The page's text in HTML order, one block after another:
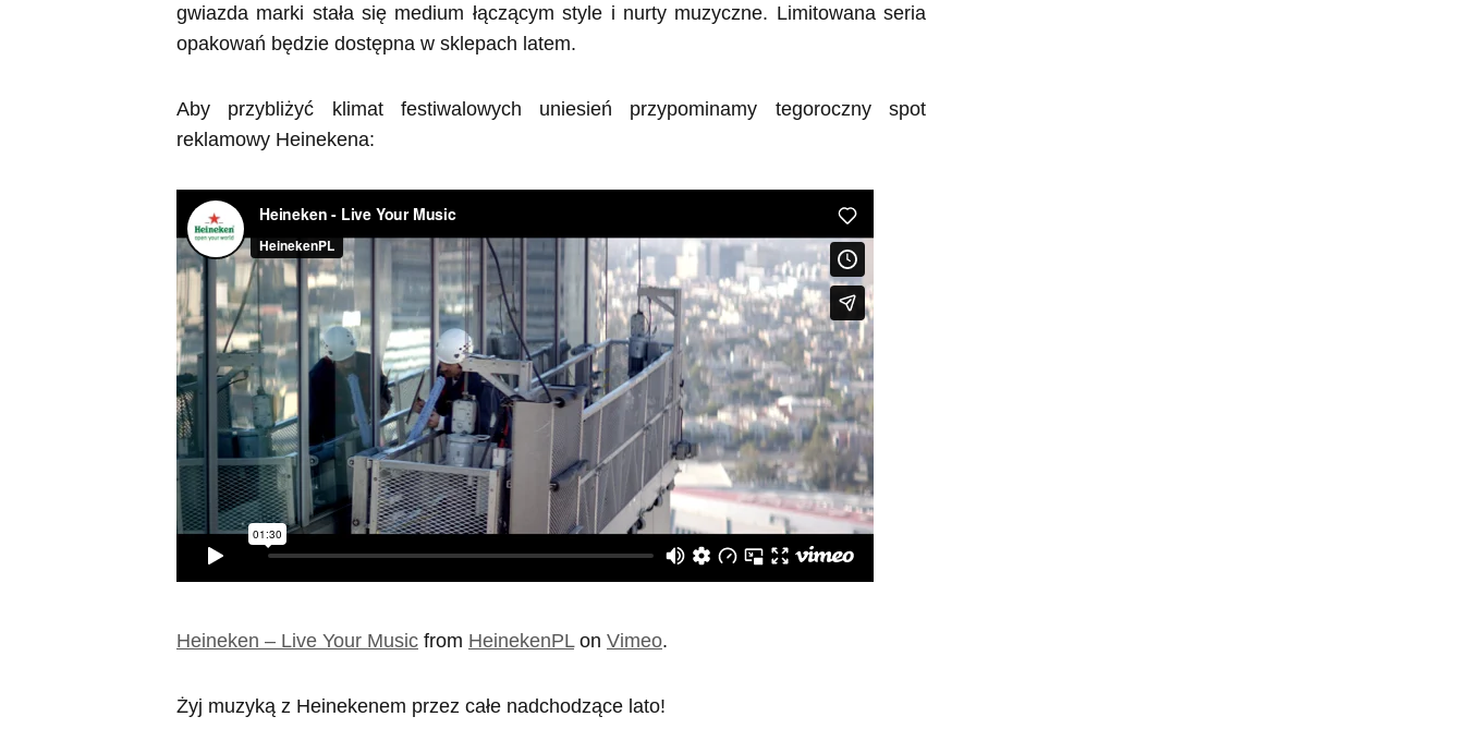
gwiazda marki stała się medium łączącym style i nurty muzyczne. Limitowana seria
opakowań będzie dostępna w sklepach latem.
Aby przybliżyć klimat festiwalowych uniesień przypominamy tegoroczny spot
reklamowy Heinekena:
Heineken – Live Your Music from HeinekenPLon Vimeo.
Żyj muzyką z Heinekenem przez całe nadchodzące lato!